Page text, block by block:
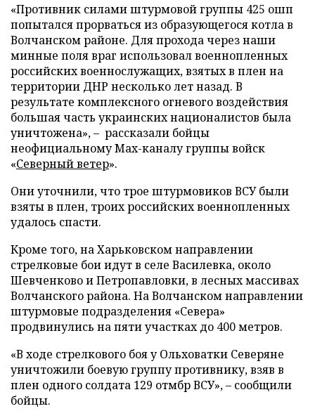
«Противник силами штурмовой группы 425 ошп
попытался прорваться из образующегося котла в
Волчанском районе. Для прохода через наши
минные поля враг использовал военнопленных
российских военнослужащих, взятых в плен на
территории ДНР несколько лет назад. В
результате комплексного огневого воздействия
большая часть украинских националистов была
уничтожена», – рассказали бойцы
неофициальному Max-каналу группы войск
«Северный ветер».
Они уточнили, что трое штурмовиков ВСУ были
взяты в плен, троих российских военнопленных
удалось спасти.
Кроме того, на Харьковском направлении
стрелковые бои идут в селе Василевка, около
Шевченково и Петропавловки, в лесных массивах
Волчанского района. На Волчанском направлении
штурмовые подразделения «Севера»
продвинулись на пяти участках до 400 метров.
«В ходе стрелкового боя у Ольховатки Северяне
уничтожили боевую группу противнику, взяв в
плен одного солдата 129 отмбр ВСУ», – сообщили
бойцы.